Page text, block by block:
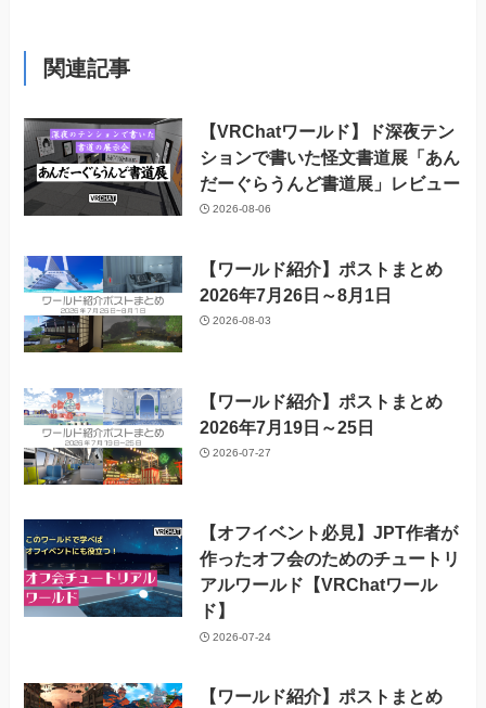
関連記事
【VRChatワールド】ド深夜テン
ションで書いた怪文書道展「あん
だーぐらうんど書道展」レビュー
2026-08-06
【ワールド紹介】ポストまとめ
2026年7月26日～8月1日
2026-08-03
【ワールド紹介】ポストまとめ
2026年7月19日～25日
2026-07-27
【オフイベント必見】JPT作者が
作ったオフ会のためのチュートリ
アルワールド【VRChatワール
ド】
2026-07-24
【ワールド紹介】ポストまとめ